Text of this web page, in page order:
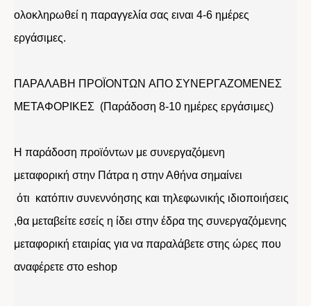
ολοκληρωθεί η παραγγελία σας ειναι 4-6 ημέρες
εργάσιμες.
ΠΑΡΑΛΑΒΗ ΠΡΟΪΟΝΤΩΝ ΑΠΟ ΣΥΝΕΡΓΑΖΟΜΕΝΕΣ
ΜΕΤΑΦΟΡΙΚΕΣ (Παράδοση 8-10 ημέρες εργάσιμες)
Η παράδοση προϊόντων με συνεργαζόμενη
μεταφορική στην Πάτρα η στην Αθήνα σημαίνει
ότι κατόπιν συνεννόησης και τηλεφωνικής ιδιοποιήσεις
,θα μεταβείτε εσείς η ίδει στην έδρα της συνεργαζόμενης
μεταφορική εταιρίας για να παραλάβετε στης ώρες που
αναφέρετε στο eshop